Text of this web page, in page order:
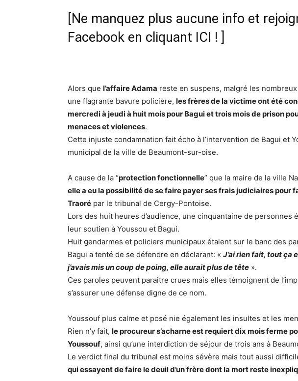
[Ne manquez plus aucune info et
Facebook en cliquant ICI !
Alors que l’affaire Adama reste en suspens, malgré les
une flagrante bavure policière, les frères de la victime ont été
mercredi à jeudi à huit mois pour Bagui et trois mois de prison
menaces et violences.
Cette injuste condamnation fait écho à l’intervention de Bagui et
municipal de la ville de Beaumont-sur-oise.
A cause de la “protection fonctionnelle” que la maire de la ville
elle a eu la possibilité de se faire payer ses frais judiciaires pour
Traoré par le tribunal de Cergy-Pontoise.
Lors des huit heures d’audience, une cinquantaine de
leur soutien à Youssou et Bagui.
Huit gendarmes et policiers municipaux étaient sur le banc des
Bagui a tenté de se défendre en déclarant: « J’ai rien fait, tout ça
j’avais mis un coup de poing, elle aurait plus de tête ».
Ces paroles peuvent paraître crues mais elles témoignent de
s’assurer une défense digne de ce nom.
Youssouf plus calme et posé nie également les insultes et les
Rien n’y fait, le procureur s’acharne est requiert dix mois ferme
Youssouf, ainsi qu’une interdiction de séjour de trois ans à
Le verdict final du tribunal est moins sévère mais tout aussi
qui essayent de faire le deuil d’un frère dont la mort reste